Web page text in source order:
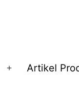
Buka
Artikel